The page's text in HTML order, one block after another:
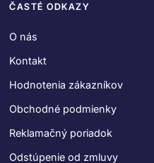
ČASTÉ ODKAZY
O nás
Kontakt
Hodnotenia zákazníkov
Obchodné podmienky
Reklamačný poriadok
Odstúpenie od zmluvy